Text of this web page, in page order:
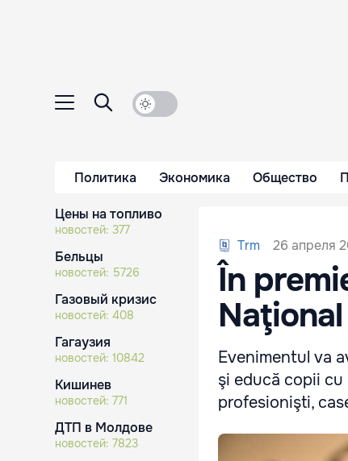
Политика Экономика Общество
Цены на топливо
новостей: 377
Бельцы
новостей: 5726
Газовый кризис
новостей: 408
Гагаузия
новостей: 10842
Кишинев
новостей: 771
ДТП в Молдове
новостей: 7823
Trm 26 апреля
În
Evenimentul va
şi educă copii
profesionişti,